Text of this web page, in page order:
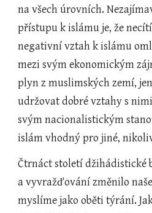
na všech úrovních.
přístupu k islámu je, že
negativní vztah k islámu
mezi svým ekonomickým
plyn z muslimských zemí,
udržovat dobré vztahy s
svým nacionalistickým
islám vhodný pro jiné,
Čtrnáct století
a vyvražďování změnilo
myslíme jako oběti týrání.